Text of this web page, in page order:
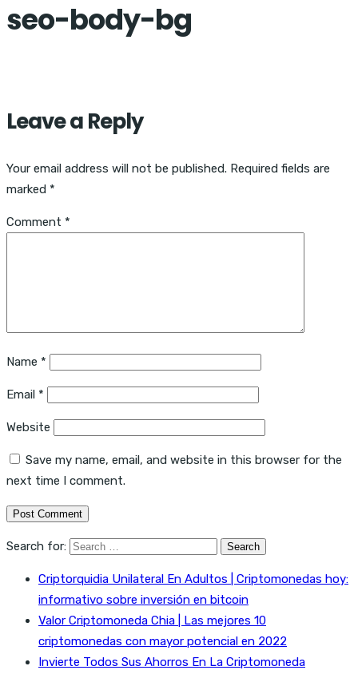
seo-body-bg
Leave a Reply
Your email address will not be published. Required fields are
marked *
Comment *
Name *
Email *
Website
Save my name, email, and website in this browser for the
next time I comment.
Search for:
Criptorquidia Unilateral En Adultos | Criptomonedas hoy:
informativo sobre inversión en bitcoin
Valor Criptomoneda Chia | Las mejores 10
criptomonedas con mayor potencial en 2022
Invierte Todos Sus Ahorros En La Criptomoneda